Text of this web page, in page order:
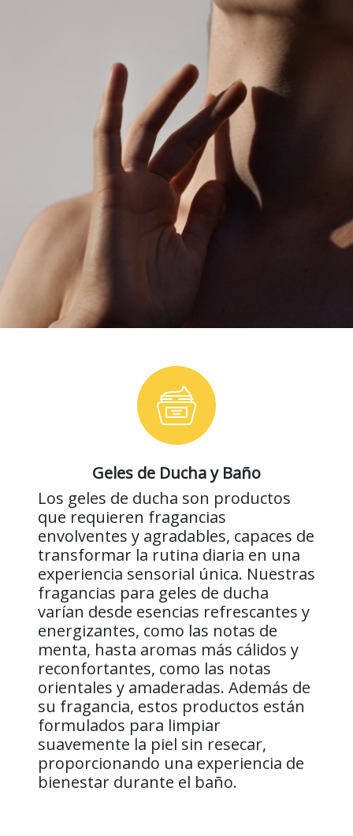
Geles de Ducha y Baño
Los geles de ducha son productos
que requieren fragancias
envolventes y agradables, capaces de
transformar la rutina diaria en una
experiencia sensorial única. Nuestras
fragancias para geles de ducha
varían desde esencias refrescantes y
energizantes, como las notas de
menta, hasta aromas más cálidos y
reconfortantes, como las notas
orientales y amaderadas. Además de
su fragancia, estos productos están
formulados para limpiar
suavemente la piel sin resecar,
proporcionando una experiencia de
bienestar durante el baño.